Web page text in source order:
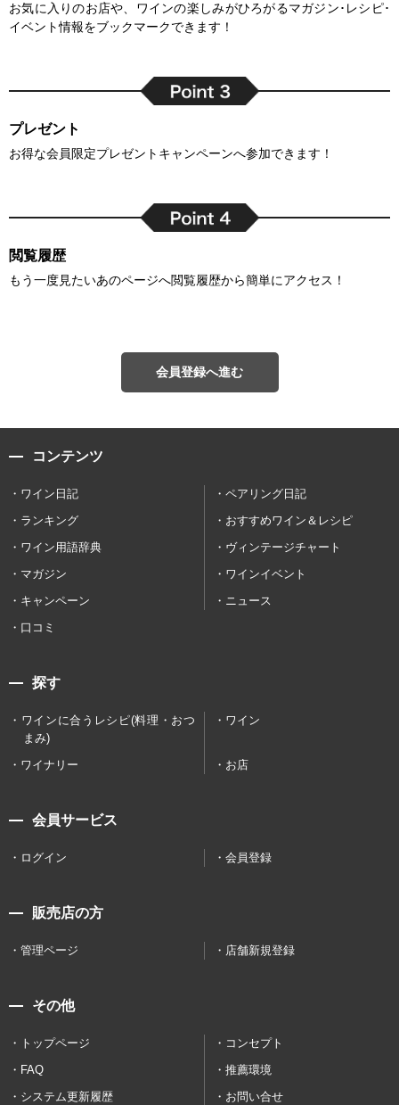
お気に入りのお店や、ワインの楽しみがひろがるマガジン･レシピ･
イベント情報をブックマークできます！
プレゼント
お得な会員限定プレゼントキャンペーンへ参加できます！
閲覧履歴
もう一度見たいあのページへ閲覧履歴から簡単にアクセス！
会員登録へ進む
コンテンツ
ワイン日記
ペアリング日記
ランキング
おすすめワイン＆レシピ
ワイン用語辞典
ヴィンテージチャート
マガジン
ワインイベント
キャンペーン
ニュース
口コミ
探す
ワインに合うレシピ(料理・おつ
まみ)
ワイン
ワイナリー お店
会員サービス
ログイン 会員登録
販売店の方
管理ページ 店舗新規登録
その他
トップページ
コンセプト
FAQ
推薦環境
システム更新履歴
お問い合せ